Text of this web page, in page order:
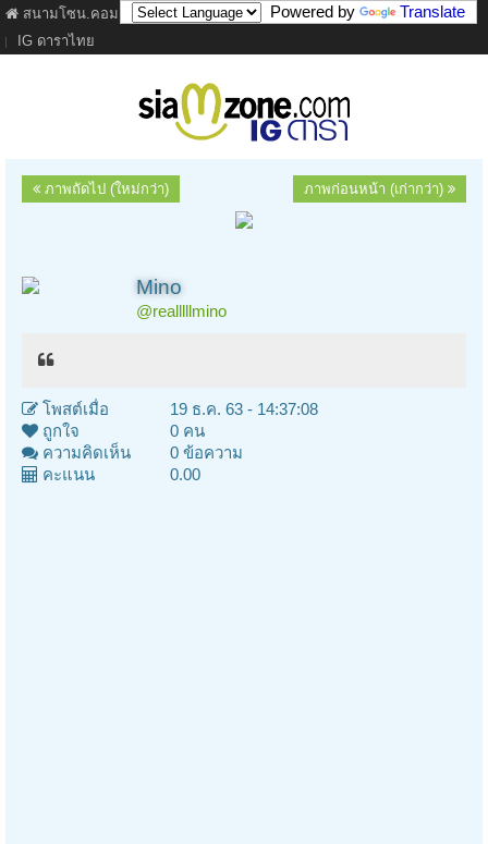
Powered by Translate
สนามโซน.คอม ภาพยนตร์ เนื้อเพลง ละคร เว็บบอร์ด
คลิป
IG ดาราไทย
ภาพถัดไป (ใหม่กว่า) ภาพก่อนหน้า (เก่ากว่า)
Mino
@realllllmino
โพสต์เมื่อ
19 ธ.ค. 63 - 14:37:08
ถูกใจ
0 คน
ความคิดเห็น
0 ข้อความ
คะแนน
0.00